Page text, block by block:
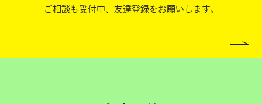
ご相談も受付中、友達登録をお願いします。